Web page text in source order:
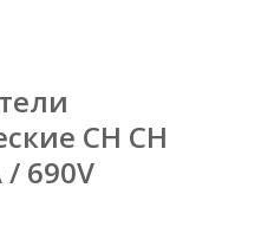
CH CH
/ 690V